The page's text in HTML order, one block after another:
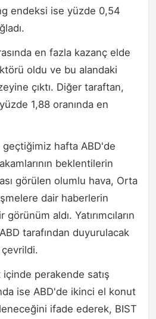
endeksi ise yüzde 0,54
en fazla kazanç elde
oldu ve bu alandaki
çıktı. Diğer taraftan,
1,88 oranında en
geçtiğimiz hafta ABD'de
beklentilerin
görülen olumlu hava, Orta
dair haberlerin
aldı. Yatırımcıların
tarafından duyurulacak
içinde perakende satış
ise ABD'de ikinci el konut
ifade ederek, BIST